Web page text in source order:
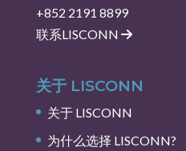
+852 2191 8899
联系LISCONN
关于 LISCONN
关于 LISCONN
为什么选择 LISCONN?